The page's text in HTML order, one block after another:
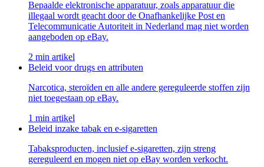
Bepaalde elektronische apparatuur, zoals apparatuur die
illegaal wordt geacht door de Onafhankelijke Post en
Telecommunicatie Autoriteit in Nederland mag niet worden
aangeboden op eBay.
2 min artikel
Beleid voor drugs en attributen
Narcotica, steroïden en alle andere gereguleerde stoffen zijn
niet toegestaan op eBay.
1 min artikel
Beleid inzake tabak en e-sigaretten
Tabaksproducten, inclusief e-sigaretten, zijn streng
gereguleerd en mogen niet op eBay worden verkocht.